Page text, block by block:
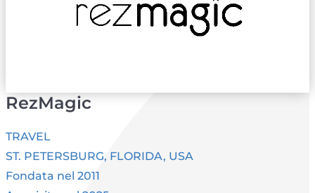
RezMagic
TRAVEL
ST. PETERSBURG, FLORIDA, USA
Fondata nel 2011